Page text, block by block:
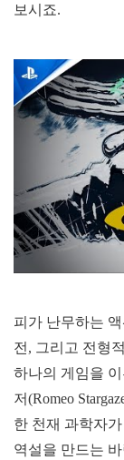
보시죠.
피가 난무하는
전, 그리고 전형
하나의 게임을
저(Romeo
한 천재 과학자
역설을 만드는